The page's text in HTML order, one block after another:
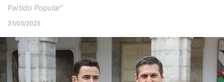
Partido Popular”
31/05/2025